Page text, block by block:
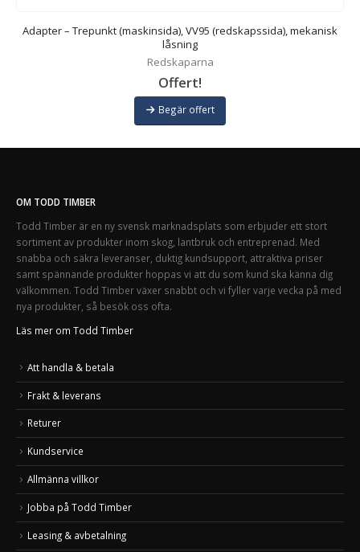
Adapter – Trepunkt (maskinsida), VV95 (redskapssida), mekanisk
låsning
Redskaparna
Offert!
Begär offert
OM TODD TIMBER
Todd Timber är en ny svensk marknadsplats som erbjuder ett stort
sortiment av produkter inom skog, lantbruk och entreprenad. Med
snabba och säkra leveranser, duktig kundsupport, attraktiva priser
samt spännande produkter hoppas vi att du som kund ska känna dig
välkommen. Todd Timber växer snabbt och vi fyller varje vecka på med
nya produkter, så besök oss ofta.
Läs mer om Todd Timber
Att handla & betala
Frakt & leverans
Returer
Kundservice
Allmänna villkor
Jobba på Todd Timber
Leasing & avbetalning